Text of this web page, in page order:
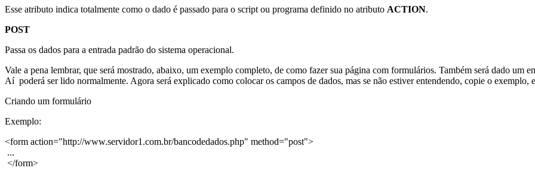
Esse atributo indica totalmente como o dado é passado para o script ou programa definido no atributo ACTION.
POST
Passa os dados para a entrada padrão do sistema operacional.
Vale a pena lembrar, que será mostrado, abaixo, um exemplo completo, de como fazer sua página com formulários. Também será dado um
Aí poderá ser lido normalmente. Agora será explicado como colocar os campos de dados, mas se não estiver entendendo, copie o exemplo,
Criando um formulário
Exemplo:
<form action="http://www.servidor1.com.br/bancodedados.php" method="post">
...
</form>